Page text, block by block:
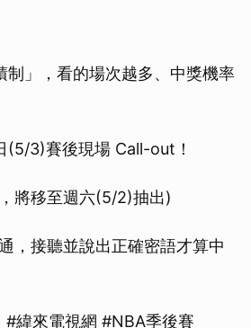
制」，看的場次越多、中獎機率
(5/3)賽後現場 Call-out！
將移至週六(5/2)抽出)
，接聽並說出正確密語才算中
緯來電視網 #NBA季後賽